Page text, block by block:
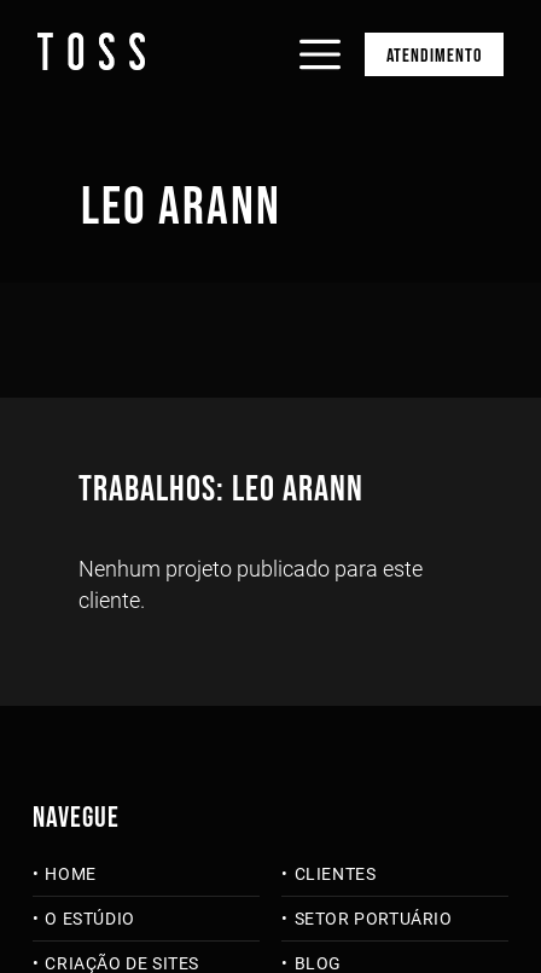
ATENDIMENTO
LEO ARANN
Trabalhos: Leo Arann
Nenhum projeto publicado para este
cliente.
NAVEGUE
HOME
O ESTÚDIO
CRIAÇÃO DE SITES
CLIENTES
SETOR PORTUÁRIO
BLOG